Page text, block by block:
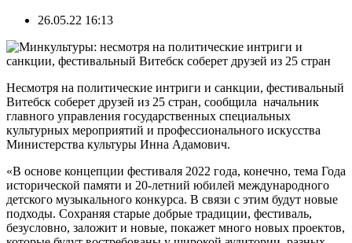
26.05.22 16:13
Несмотря на политические интриги и санкции, фестивальный
Витебск соберет друзей из 25 стран, сообщила начальник
главного управления государственных специальных
культурных мероприятий и профессионального искусства
Министерства культуры Инна Адамович.
«В основе концепции фестиваля 2022 года, конечно, тема Года
исторической памяти и 20-летний юбилей международного
детского музыкального конкурса. В связи с этим будут новые
подходы. Сохраняя старые добрые традиции, фестиваль,
безусловно, заложит и новые, покажет много новых проектов,